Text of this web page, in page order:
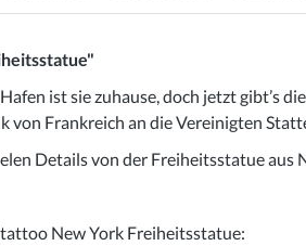
ist sie zuhause, doch jetzt gibt’s
von Frankreich an die Vereinigten
Details von der Freiheitsstatue aus
New York Freiheitsstatue: